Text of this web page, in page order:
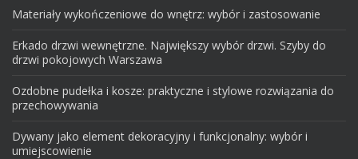
Materiały wykończeniowe do wnętrz: wybór i zastosowanie
Erkado drzwi wewnętrzne. Największy wybór drzwi. Szyby do
drzwi pokojowych Warszawa
Ozdobne pudełka i kosze: praktyczne i stylowe rozwiązania do
przechowywania
Dywany jako element dekoracyjny i funkcjonalny: wybór i
umiejscowienie